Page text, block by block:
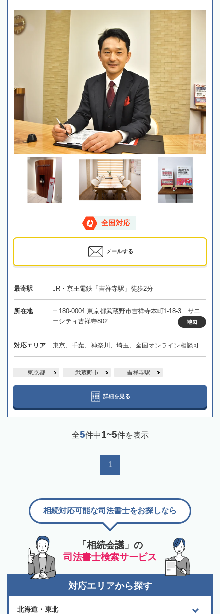
全国対応
メールする
最寄駅 JR・京王電鉄「吉祥寺駅」徒歩2分
所在地
〒180-0004 東京都武蔵野市吉祥寺本町1-18-3 サニ
ーシティ吉祥寺802
地図
対応エリア 東京、千葉、神奈川、埼玉、全国オンライン相談可
東京都 武蔵野市 吉祥寺駅
詳細を見る
全5件中1~5件を表示
1
「相続会議」の
司法書士検索サービス
相続対応可能な司法書士をお探しなら
対応エリアから探す
北海道・東北